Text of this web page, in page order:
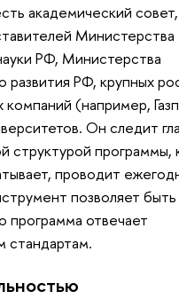
академический
Министерства
РФ, Министерства
развития РФ, крупных
(например,
Он следит
структурой программы,
проводит
позволяет быть
программа отвечает
стандартам.